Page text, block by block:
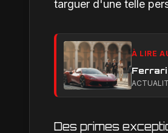
targuer d'une telle
À LIRE
Ferrari
Des primes